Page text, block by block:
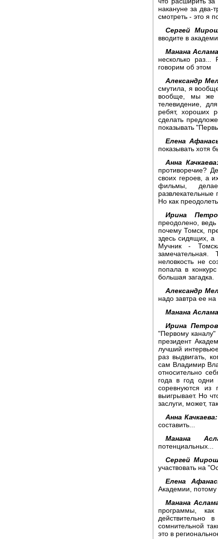
накануне за два-
смотреть - это я
Сергей
вводите в
Манана
несколько
говорим об этом
Александр
смутила, я
вообще, мы же
телевидение,
ребят, хороших
сделать
показывать
Елена
показывать хотя
Анна
противоречие?
своих героев, а
фильмы,
Но как
Ирина
преодолено,
почему Томск,
здесь сидящих,
Мучник -
неловкость не
попала в
большая загадка.
Александр
надо завтра ее
Манана
Ирина
"Первому
президент
лучший
раз выдвигать,
сам Владимир
относительно
года в год одни
соревнуются
выигрывает. Но
заслуги, может,
Анна Качкаева:
составить...
Манана
потенциальных...
Сергей
участвовать на
Елена
Академии, потому
Манана
программы,
действительно
сомнительной
это в